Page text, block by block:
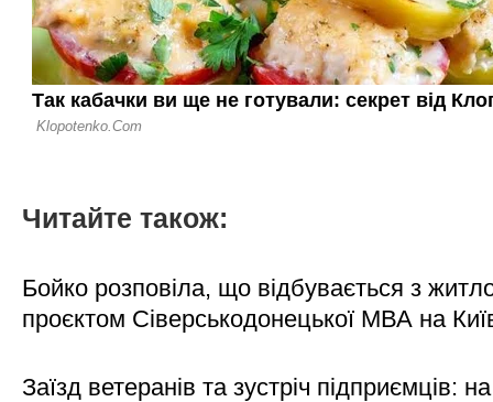
Читайте також:
Бойко розповіла, що відбувається з
проєктом Сіверськодонецької МВА на
Заїзд ветеранів та зустріч підприємців: на